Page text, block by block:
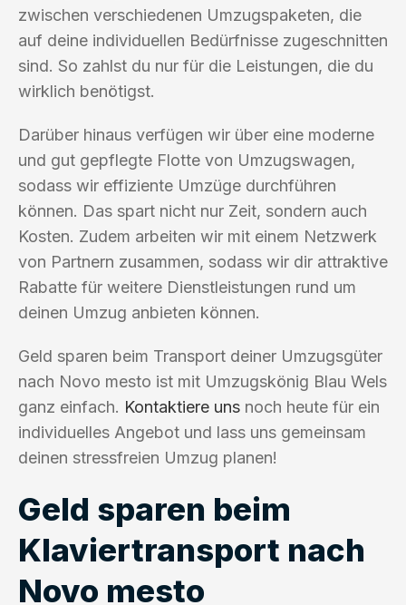
zwischen verschiedenen Umzugspaketen, die
auf deine individuellen Bedürfnisse zugeschnitten
sind. So zahlst du nur für die Leistungen, die du
wirklich benötigst.
Darüber hinaus verfügen wir über eine moderne
und gut gepflegte Flotte von Umzugswagen,
sodass wir effiziente Umzüge durchführen
können. Das spart nicht nur Zeit, sondern auch
Kosten. Zudem arbeiten wir mit einem Netzwerk
von Partnern zusammen, sodass wir dir attraktive
Rabatte für weitere Dienstleistungen rund um
deinen Umzug anbieten können.
Geld sparen beim Transport deiner Umzugsgüter
nach Novo mesto ist mit Umzugskönig Blau Wels
ganz einfach. Kontaktiere uns noch heute für ein
individuelles Angebot und lass uns gemeinsam
deinen stressfreien Umzug planen!
Geld sparen beim
Klaviertransport nach
Novo mesto